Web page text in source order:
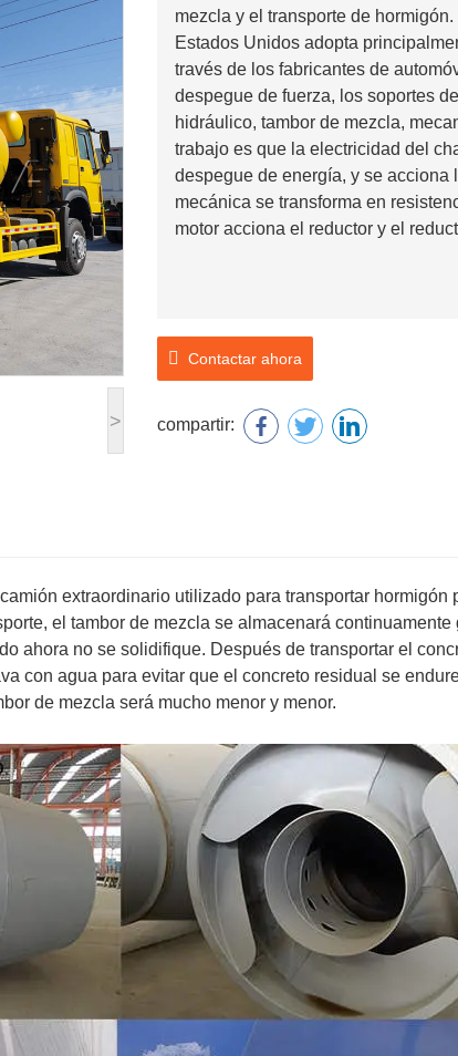
>
mezcla y el transporte de
Estados Unidos adopta
través de los fabricantes de
despegue de fuerza, los soportes
hidráulico, tambor de mezcla,
trabajo es que la electricidad del
despegue de energía, y se
mecánica se transforma en
motor acciona el reductor y el
Contactar ahora
compartir:
extraordinario utilizado para transportar hormigón
el tambor de mezcla se almacenará continuamente
ahora no se solidifique. Después de transportar el
con agua para evitar que el concreto residual se
de mezcla será mucho menor y menor.